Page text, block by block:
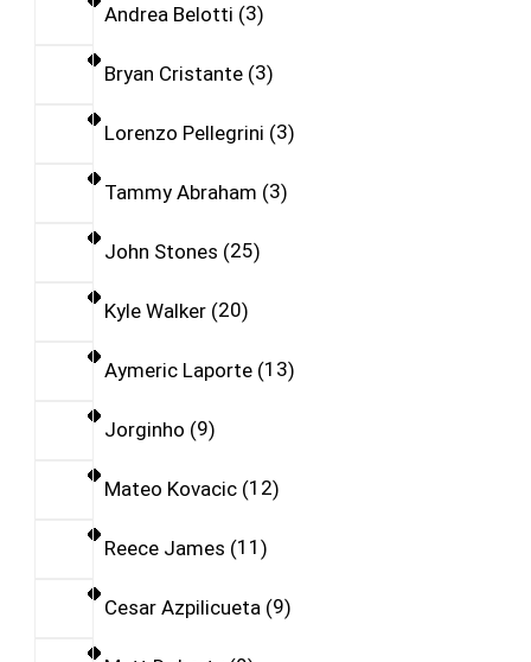
Andrea Belotti 3
Bryan Cristante 3
Lorenzo Pellegrini 3
Tammy Abraham 3
John Stones 25
Kyle Walker 20
Aymeric Laporte 13
Jorginho 9
Mateo Kovacic 12
Reece James 11
Cesar Azpilicueta 9